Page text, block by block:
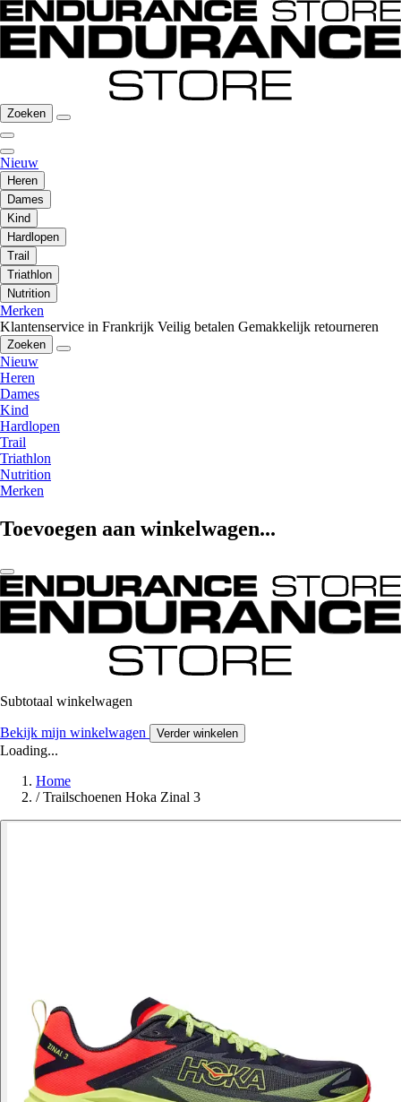
Zoeken
Nieuw
Heren
Dames
Kind
Hardlopen
Trail
Triathlon
Nutrition
Merken
Klantenservice in Frankrijk Veilig betalen Gemakkelijk retourneren
Zoeken
Nieuw
Heren
Dames
Kind
Hardlopen
Trail
Triathlon
Nutrition
Merken
Toevoegen aan winkelwagen...
Subtotaal winkelwagen
Bekijk mijn winkelwagen Verder winkelen
Loading...
Home
/ Trailschoenen Hoka Zinal 3